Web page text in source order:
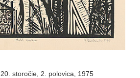
20. storočie, 2. polovica, 1975